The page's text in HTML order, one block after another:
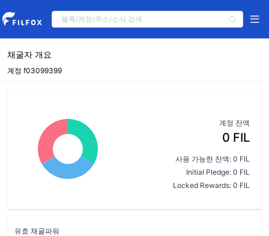
채굴자 개요
계정 f03099399
계정 잔액
0 FIL
사용 가능한 잔액: 0 FIL
Initial Pledge: 0 FIL
Locked Rewards: 0 FIL
유효 채굴파워